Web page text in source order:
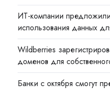
ИТ-компании предложили
использования данных
Wildberries
доменов для
Банки с октября смогут